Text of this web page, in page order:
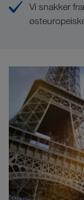
Vi snakker